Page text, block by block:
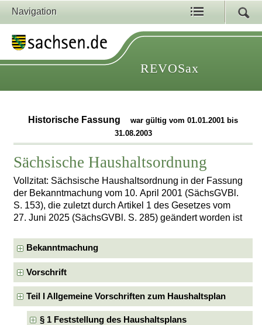
Navigation
REVOSax
Historische Fassung
war gültig vom 01.01.2001 bis
31.08.2003
Sächsische Haushaltsordnung
Vollzitat: Sächsische Haushaltsordnung in der Fassung
der Bekanntmachung vom 10. April 2001 (SächsGVBl.
S. 153), die zuletzt durch Artikel 1 des Gesetzes vom
27. Juni 2025 (SächsGVBl. S. 285) geändert worden ist
Bekanntmachung
Vorschrift
Teil I Allgemeine Vorschriften zum Haushaltsplan
§ 1 Feststellung des Haushaltsplans